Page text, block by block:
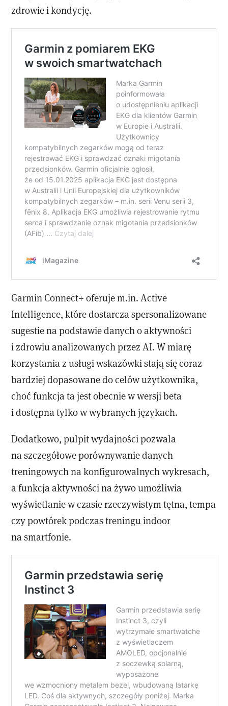
zdrowie i kondycję.
Garmin Connect+ oferuje m.in. Active
Intelligence, które dostarcza spersonalizowane
sugestie na podstawie danych o aktywności
i zdrowiu analizowanych przez AI. W miarę
korzystania z usługi wskazówki stają się coraz
bardziej dopasowane do celów użytkownika,
choć funkcja ta jest obecnie w wersji beta
i dostępna tylko w wybranych językach.
Dodatkowo, pulpit wydajności pozwala
na szczegółowe porównywanie danych
treningowych na konfigurowalnych wykresach,
a funkcja aktywności na żywo umożliwia
wyświetlanie w czasie rzeczywistym tętna, tempa
czy powtórek podczas treningu indoor
na smartfonie.